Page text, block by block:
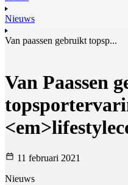
Nieuws
Van paassen gebruikt topsp...
Van Paassen
11 februari 2021
Nieuws